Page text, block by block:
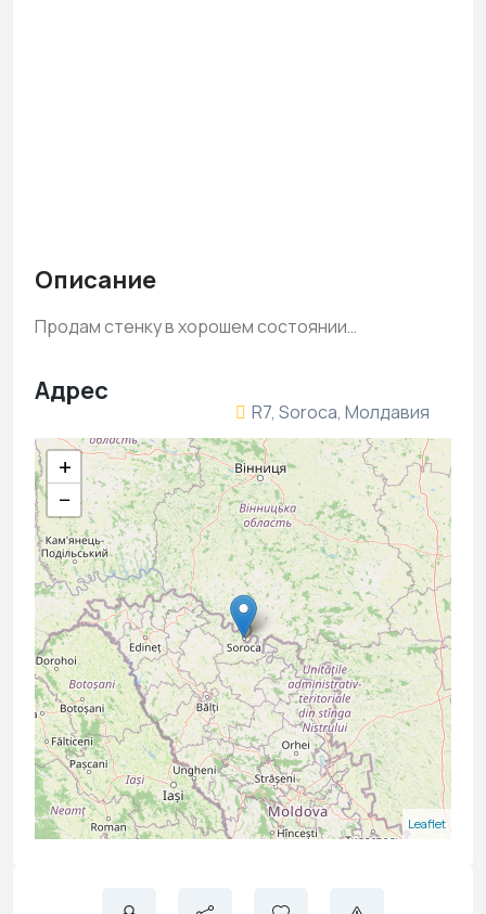
Описание
Продам стенку в хорошем состоянии…
Адрес
R7, Soroca, Молдавия
+
−
Leaflet